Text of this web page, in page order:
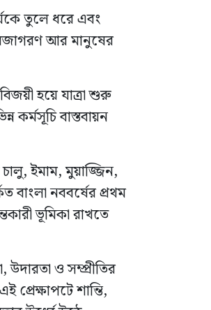
তুলে ধরে এবং
আর মানুষের
হয়ে যাত্রা শুরু
কর্মসূচি বাস্তবায়ন
চালু, ইমাম, মুয়াজ্জিন,
নববর্ষের প্রথম
ভূমিকা রাখতে
ও সম্প্রীতির
শান্তি,